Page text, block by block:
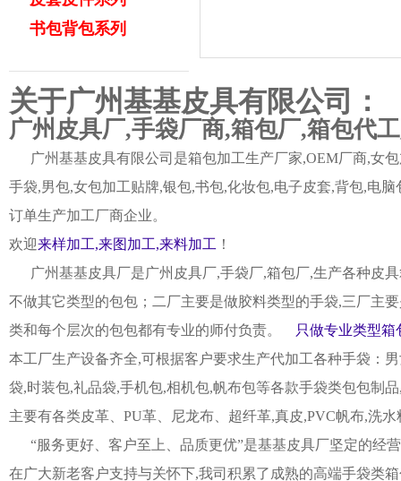
书包背包系列
关于广州基基皮具有限公司：
广州皮具厂,手袋厂商,箱包厂,箱包代
广州基基皮具有限公司是箱包加工生产厂家,OEM厂商,女
手袋,男包,女包加工贴牌,银包,书包,化妆包,电子皮套,背包,电
订单生产加工厂商企业。
欢迎来样加工,来图加工,来料加工 ！
广州基基皮具厂是广州皮具厂,手袋厂,箱包厂,生产各种皮
不做其它类型的包包；二厂主要是做胶料类型的手袋,三厂主
类和每个层次的包包都有专业的师付负责。
只做专业类型箱
本工厂生产设备齐全,可根据客户要求生产代加工各种手袋：
袋,时装包,礼品袋,手机包,相机包,帆布包等各款手袋类包包制
主要有各类皮革、PU革、尼龙布、超纤革,真皮,PVC帆布,洗
“服务更好、客户至上、品质更优”是基基皮具厂坚定的经
在广大新老客户支持与关怀下,我司积累了成熟的高端手袋类